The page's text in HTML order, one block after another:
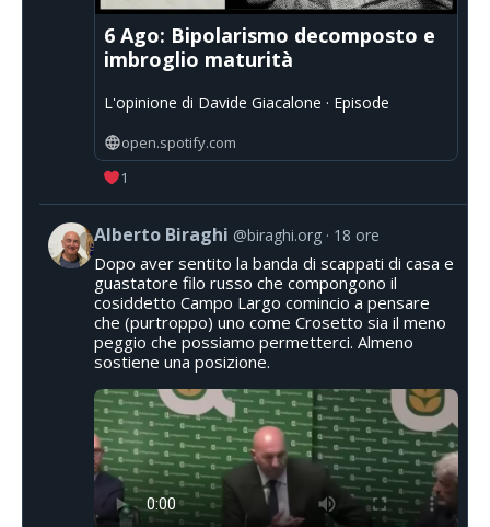
6 Ago: Bipolarismo decomposto e
imbroglio maturità
L'opinione di Davide Giacalone · Episode
open.spotify.com
1
Alberto Biraghi @biraghi.org 18 ore
Dopo aver sentito la banda di scappati di casa e
guastatore filo russo che compongono il
cosiddetto Campo Largo comincio a pensare
che (purtroppo) uno come Crosetto sia il meno
peggio che possiamo permetterci. Almeno
sostiene una posizione.